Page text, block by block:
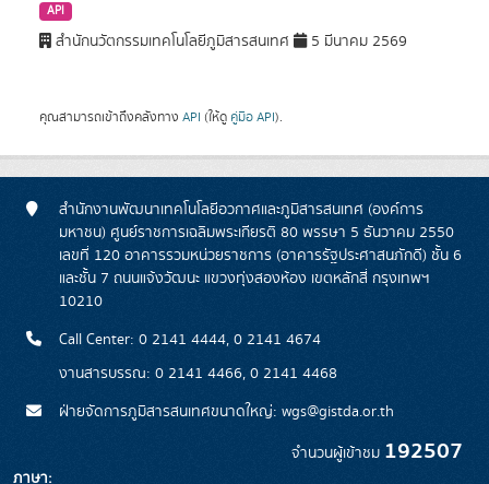
API
สำนักนวัตกรรมเทคโนโลยีภูมิสารสนเทศ 5 มีนาคม 2569
คุณสามารถเข้าถึงคลังทาง API (ให้ดู คู่มือ API).
สำนักงานพัฒนาเทคโนโลยีอวกาศและภูมิสารสนเทศ (องค์การ
มหาชน) ศูนย์ราชการเฉลิมพระเกียรติ 80 พรรษา 5 ธันวาคม 2550
เลขที่ 120 อาคารรวมหน่วยราชการ (อาคารรัฐประศาสนภักดี) ชั้น 6
และชั้น 7 ถนนแจ้งวัฒนะ แขวงทุ่งสองห้อง เขตหลักสี่ กรุงเทพฯ
10210
Call Center: 0 2141 4444, 0 2141 4674
งานสารบรรณ: 0 2141 4466, 0 2141 4468
ฝ่ายจัดการภูมิสารสนเทศขนาดใหญ่: wgs@gistda.or.th
จำนวนผู้เข้าชม 192507
ภาษา